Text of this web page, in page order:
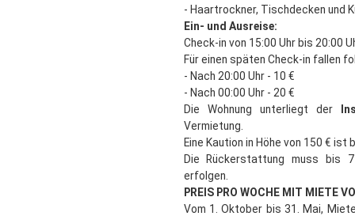
- Haartrockner, Tischdecken und
Ein- und Ausreise:
Check-in von 15:00 Uhr bis 20:00
Für einen späten Check-in fallen
- Nach 20:00 Uhr - 10 €
- Nach 00:00 Uhr - 20 €
Die Wohnung unterliegt der
Vermietung.
Eine Kaution in Höhe von 150 €
Die Rückerstattung muss bis
erfolgen.
PREIS PRO WOCHE MIT MIETE
Vom 1. Oktober bis 31. Mai,